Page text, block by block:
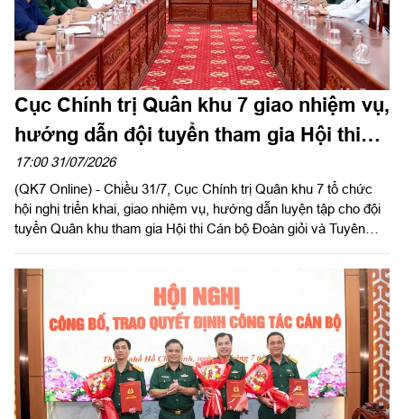
Cục Chính trị Quân khu 7 giao nhiệm vụ,
hướng dẫn đội tuyển tham gia Hội thi
Cán bộ Đoàn giỏi và Tuyên truyền viên
trẻ toàn quân năm 2026
17:00 31/07/2026
(QK7 Online) - Chiều 31/7, Cục Chính trị Quân khu 7 tổ chức
hội nghị triển khai, giao nhiệm vụ, hướng dẫn luyện tập cho đội
tuyển Quân khu tham gia Hội thi Cán bộ Đoàn giỏi và Tuyên
Phó Chủ nhiệm Chính trị Quân khu chủ trì hội nghị.